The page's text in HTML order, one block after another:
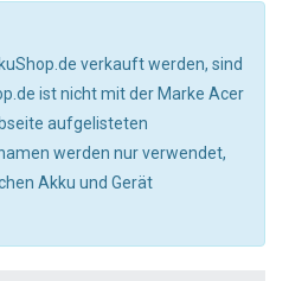
verkauft werden, sind
ist nicht mit der Marke Acer
aufgelisteten
werden nur verwendet,
Akku und Gerät